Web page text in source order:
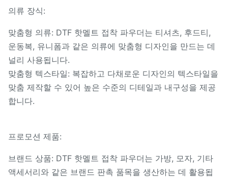
의류 장식:
맞춤형 의류: DTF 핫멜트 접착 파우더는 티셔츠, 후드티,
운동복, 유니폼과 같은 의류에 맞춤형 디자인을 만드는 데
널리 사용됩니다.
맞춤형 텍스타일: 복잡하고 다채로운 디자인의 텍스타일을
맞춤 제작할 수 있어 높은 수준의 디테일과 내구성을 제공
합니다.
프로모션 제품:
브랜드 상품: DTF 핫멜트 접착 파우더는 가방, 모자, 기타
액세서리와 같은 브랜드 판촉 품목을 생산하는 데 활용됩